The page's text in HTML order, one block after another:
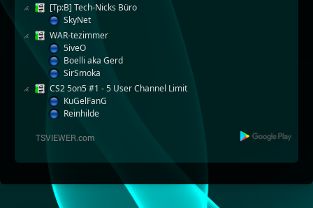
[Tp:B] Tech-Nicks Büro
SkyNet
WAR-tezimmer
5iveO
Boelli aka Gerd
SirSmoka
CS2 5on5 #1 - 5 User Channel Limit
KuGelFanG
Reinhilde